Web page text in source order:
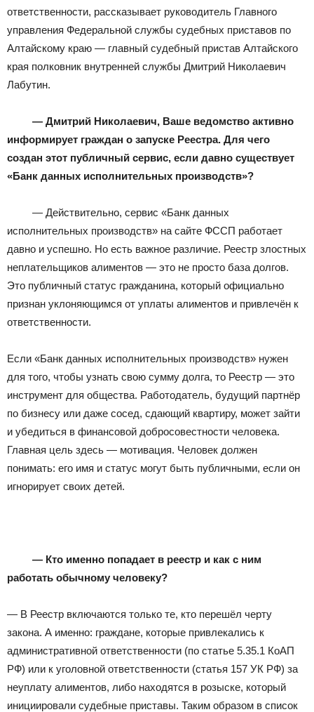
ответственности, рассказывает руководитель Главного
управления Федеральной службы судебных приставов по
Алтайскому краю — главный судебный пристав Алтайского
края полковник внутренней службы Дмитрий Николаевич
Лабутин.
— Дмитрий Николаевич, Ваше ведомство активно
информирует граждан о запуске Реестра. Для чего
создан этот публичный сервис, если давно существует
«Банк данных исполнительных производств»?
— Действительно, сервис «Банк данных
исполнительных производств» на сайте ФССП работает
давно и успешно. Но есть важное различие. Реестр злостных
неплательщиков алиментов — это не просто база долгов.
Это публичный статус гражданина, который официально
признан уклоняющимся от уплаты алиментов и привлечён к
ответственности.
Если «Банк данных исполнительных производств» нужен
для того, чтобы узнать свою сумму долга, то Реестр — это
инструмент для общества. Работодатель, будущий партнёр
по бизнесу или даже сосед, сдающий квартиру, может зайти
и убедиться в финансовой добросовестности человека.
Главная цель здесь — мотивация. Человек должен
понимать: его имя и статус могут быть публичными, если он
игнорирует своих детей.
— Кто именно попадает в реестр и как с ним
работать обычному человеку?
— В Реестр включаются только те, кто перешёл черту
закона. А именно: граждане, которые привлекались к
административной ответственности (по статье 5.35.1 КоАП
РФ) или к уголовной ответственности (статья 157 УК РФ) за
неуплату алиментов, либо находятся в розыске, который
инициировали судебные приставы. Таким образом в список